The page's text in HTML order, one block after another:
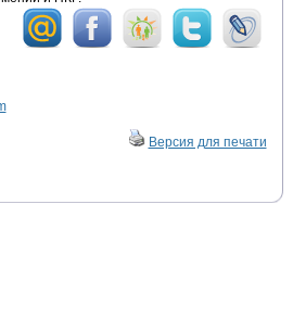
Версия для печати